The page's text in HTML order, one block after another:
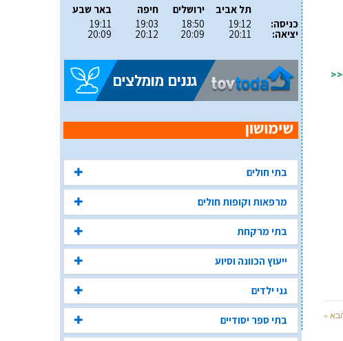
»
כניסה:
יציאה:
תל אביב
19:12
20:11
ירושלים
18:50
20:09
חיפה
19:03
20:12
באר שבע
19:11
20:09
בתי חולים
מרפאות וקופות חולים
בתי מרקחת
ייעוץ הכוונה וסיוע
גני ילדים
בתי ספר יסודיים